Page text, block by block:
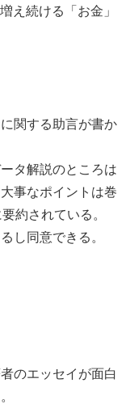
え続ける「お金」
関する助言が書か
タ解説のところは
事なポイントは巻
約されている。
し同意できる。
のエッセイが面白